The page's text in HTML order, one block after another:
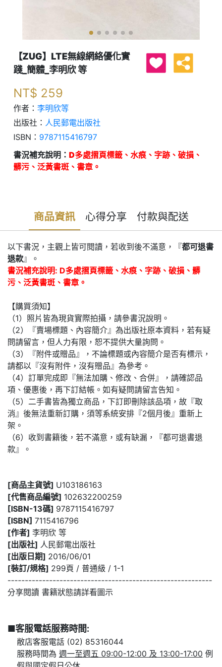
【ZUG】LTE無線網絡優化實
踐_簡體_李明欣 等
NT$ 259
作者： 李明欣等
出版社： 人民郵電出版社
ISBN： 9787115416797
書況補充說明： D多處摺頁標籤、水痕、字跡、破損、
髒污、泛黃書斑、書章。
商品資訊 心得分享 付款與配送
以下書況，主觀上皆可閱讀，若收到後不滿意，『都可退書
退款』。
書況補充說明: D多處摺頁標籤、水痕、字跡、破損、髒
污、泛黃書斑、書章。
【購買須知】
（1）照片皆為現貨實際拍攝，請參書況說明。
（2）『賣場標題、內容簡介』為出版社原本資料，若有疑
問請留言，但人力有限，恕不提供大量詢問。
（3）『附件或贈品』，不論標題或內容簡介是否有標示，
請都以『沒有附件，沒有贈品』為參考。
（4）訂單完成即『無法加購、修改、合併』，請確認品
項、優惠後，再下訂結帳。如有疑問請留言告知。
（5）二手書皆為獨立商品，下訂即刪除該品項，故『取
消』後無法重新訂購，須等系統安排『2個月後』重新上
架。
（6）收到書籍後，若不滿意，或有缺漏，『都可退書退
款』。
[商品主貨號] U103186163
[代售商品編號] 102632200259
[ISBN-13碼] 9787115416797
[ISBN] 7115416796
[作者] 李明欣 等
[出版社] 人民郵電出版社
[出版日期] 2016/06/01
[裝訂/規格] 299頁 / 普通級 / 1-1
-----------------------------------------------------------
分享閱讀 書籍狀態請詳看圖示
■客服電話服務時間:
敝店客服電話 (02) 85316044
服務時間為 週一至週五 09:00-12:00 及 13:00-17:00 例